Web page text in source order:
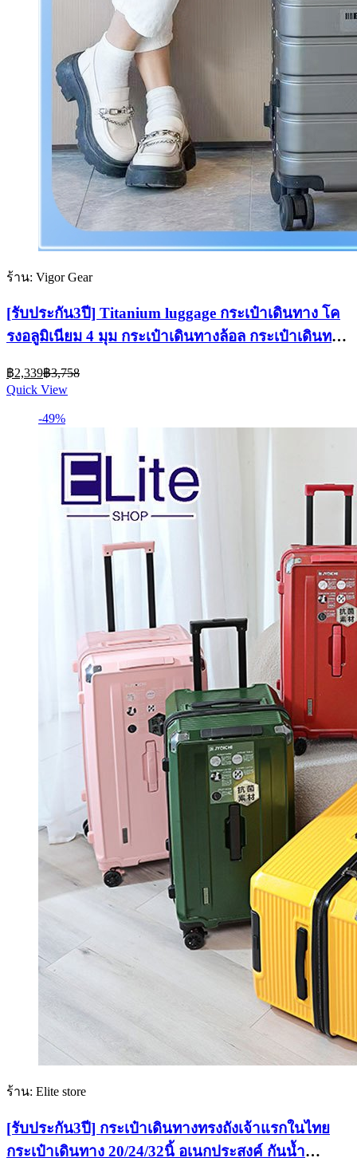
ร้าน: Vigor Gear
[รับประกัน3ปี] Titanium luggage กระเป๋าเดินทาง โค
รงอลูมิเนียม 4 มุม กระเป๋าเดินทางล้อล กระเป๋าเดินทาง
฿2,339Current
price
is:
฿2,339.
฿3,758
Quick View
-49%
ร้าน: Elite store
[รับประกัน3ปี] กระเป๋าเดินทางทรงถังเจ้าแรกในไทย
กระเป๋าเดินทาง 20/24/32นิ้ อเนกประสงค์ กันน้ำ